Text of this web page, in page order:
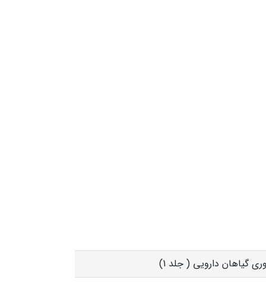
گیاهان دارویی ( جلد 1)